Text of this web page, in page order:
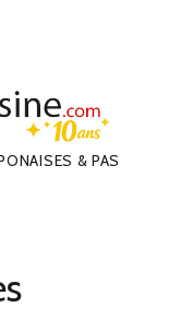
& PAS